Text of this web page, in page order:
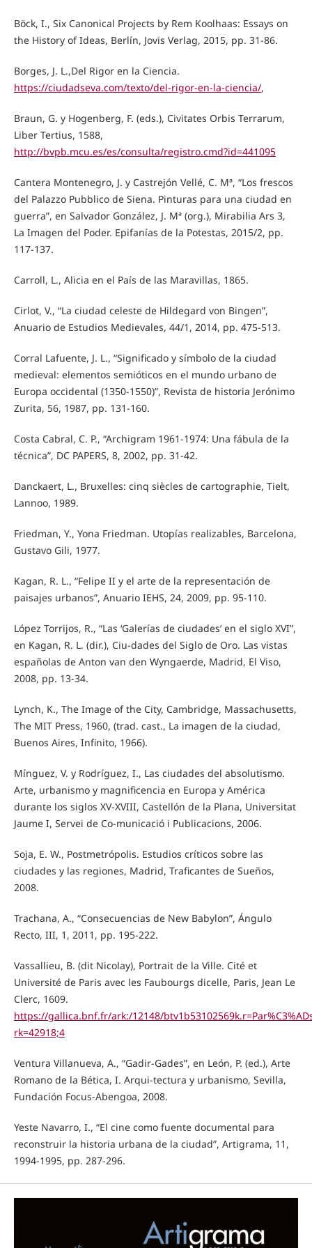
Böck, I., Six Canonical Projects by Rem Koolhaas: Essays on
the History of Ideas, Berlín, Jovis Verlag, 2015, pp. 31-86.
Borges, J. L.,Del Rigor en la Ciencia.
https://ciudadseva.com/texto/del-rigor-en-la-ciencia/,
Braun, G. y Hogenberg, F. (eds.), Civitates Orbis Terrarum,
Liber Tertius, 1588,
http://bvpb.mcu.es/es/consulta/registro.cmd?id=441095
Cantera Montenegro, J. y Castrejón Vellé, C. Mª, “Los frescos
del Palazzo Pubblico de Siena. Pinturas para una ciudad en
guerra”, en Salvador González, J. Mª (org.), Mirabilia Ars 3,
La Imagen del Poder. Epifanías de la Potestas, 2015/2, pp.
117-137.
Carroll, L., Alicia en el País de las Maravillas, 1865.
Cirlot, V., “La ciudad celeste de Hildegard von Bingen”,
Anuario de Estudios Medievales, 44/1, 2014, pp. 475-513.
Corral Lafuente, J. L., “Significado y símbolo de la ciudad
medieval: elementos semióticos en el mundo urbano de
Europa occidental (1350-1550)”, Revista de historia Jerónimo
Zurita, 56, 1987, pp. 131-160.
Costa Cabral, C. P., “Archigram 1961-1974: Una fábula de la
técnica”, DC PAPERS, 8, 2002, pp. 31-42.
Danckaert, L., Bruxelles: cinq siècles de cartographie, Tielt,
Lannoo, 1989.
Friedman, Y., Yona Friedman. Utopías realizables, Barcelona,
Gustavo Gili, 1977.
Kagan, R. L., “Felipe II y el arte de la representación de
paisajes urbanos”, Anuario IEHS, 24, 2009, pp. 95-110.
López Torrijos, R., “Las ‘Galerías de ciudades’ en el siglo XVI”,
en Kagan, R. L. (dir.), Ciu-dades del Siglo de Oro. Las vistas
españolas de Anton van den Wyngaerde, Madrid, El Viso,
2008, pp. 13-34.
Lynch, K., The Image of the City, Cambridge, Massachusetts,
The MIT Press, 1960, (trad. cast., La imagen de la ciudad,
Buenos Aires, Infinito, 1966).
Mínguez, V. y Rodríguez, I., Las ciudades del absolutismo.
Arte, urbanismo y magnificencia en Europa y América
durante los siglos XV-XVIII, Castellón de la Plana, Universitat
Jaume I, Servei de Co-municació i Publicacions, 2006.
Soja, E. W., Postmetrópolis. Estudios críticos sobre las
ciudades y las regiones, Madrid, Traficantes de Sueños,
2008.
Trachana, A., “Consecuencias de New Babylon”, Ángulo
Recto, III, 1, 2011, pp. 195-222.
Vassallieu, B. (dit Nicolay), Portrait de la Ville. Cité et
Université de Paris avec les Faubourgs dicelle, Paris, Jean Le
Clerc, 1609.
https://gallica.bnf.fr/ark:/12148/
rk=42918;4
Ventura Villanueva, A., “Gadir-Gades”, en León, P. (ed.), Arte
Romano de la Bética, I. Arqui-tectura y urbanismo, Sevilla,
Fundación Focus-Abengoa, 2008.
Yeste Navarro, I., “El cine como fuente documental para
reconstruir la historia urbana de la ciudad”, Artigrama, 11,
1994-1995, pp. 287-296.